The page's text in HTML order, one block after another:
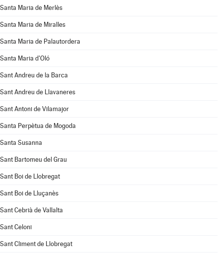
Santa Maria de Merlès
Santa Maria de Miralles
Santa Maria de Palautordera
Santa Maria d'Oló
Sant Andreu de la Barca
Sant Andreu de Llavaneres
Sant Antoni de Vilamajor
Santa Perpètua de Mogoda
Santa Susanna
Sant Bartomeu del Grau
Sant Boi de Llobregat
Sant Boi de Lluçanès
Sant Cebrià de Vallalta
Sant Celoni
Sant Climent de Llobregat